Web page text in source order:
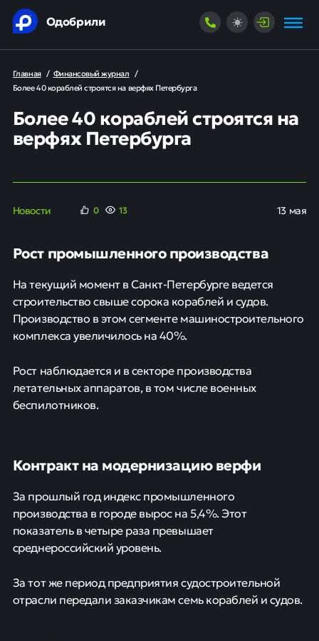
Одобрили
Главная / Финансовый журнал /
Более 40 кораблей строятся на верфях Петербурга
Более 40 кораблей строятся на
верфях Петербурга
Новости 0 13 13 мая
Рост промышленного производства
На текущий момент в Санкт-Петербурге ведется
строительство свыше сорока кораблей и судов.
Производство в этом сегменте машиностроительного
комплекса увеличилось на 40%.
Рост наблюдается и в секторе производства
летательных аппаратов, в том числе военных
беспилотников.
Контракт на модернизацию верфи
За прошлый год индекс промышленного
производства в городе вырос на 5,4%. Этот
показатель в четыре раза превышает
среднероссийский уровень.
За тот же период предприятия судостроительной
отрасли передали заказчикам семь кораблей и судов.